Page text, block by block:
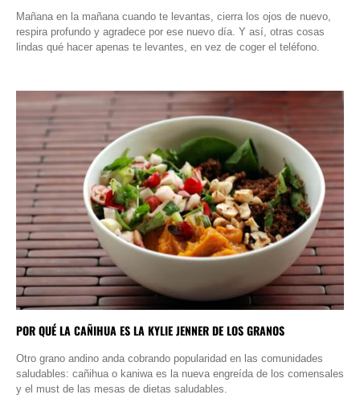
Mañana en la mañana cuando te levantas, cierra los ojos de nuevo,
respira profundo y agradece por ese nuevo día. Y así, otras cosas
lindas qué hacer apenas te levantes, en vez de coger el teléfono.
POR QUÉ LA CAÑIHUA ES LA KYLIE JENNER DE LOS GRANOS
Otro grano andino anda cobrando popularidad en las comunidades
saludables: cañihua o kaniwa es la nueva engreída de los comensales
y el must de las mesas de dietas saludables.